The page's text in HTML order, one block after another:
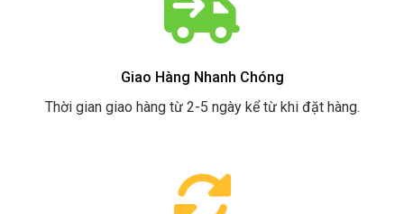
Giao Hàng Nhanh Chóng
Thời gian giao hàng từ 2-5 ngày kể từ khi đặt hàng.